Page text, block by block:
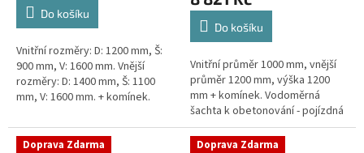
5,0
hvězdiček.
Do košíku
Vnitřní rozměry: D: 1200 mm, Š:
900 mm, V: 1600 mm. Vnější
rozměry: D: 1400 mm, Š: 1100
mm, V: 1600 mm. + komínek.
bez obetonováníStandardní...
Do košíku
Vnitřní průměr 1000 mm, vnější
průměr 1200 mm, výška 1200
mm + komínek. Vodoměrná
šachta k obetonování - pojízdná
i pod parkovací stáníStandardní
prostupy šachty DN32 (jiné na...
Doprava Zdarma Doprava Zdarma